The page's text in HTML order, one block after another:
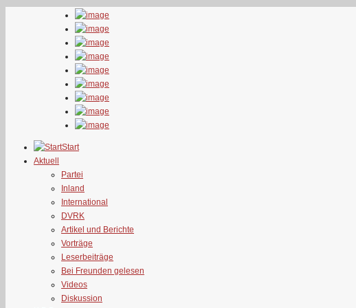
Start
Aktuell
Partei
Inland
International
DVRK
Artikel und Berichte
Vorträge
Leserbeiträge
Bei Freunden gelesen
Videos
Diskussion